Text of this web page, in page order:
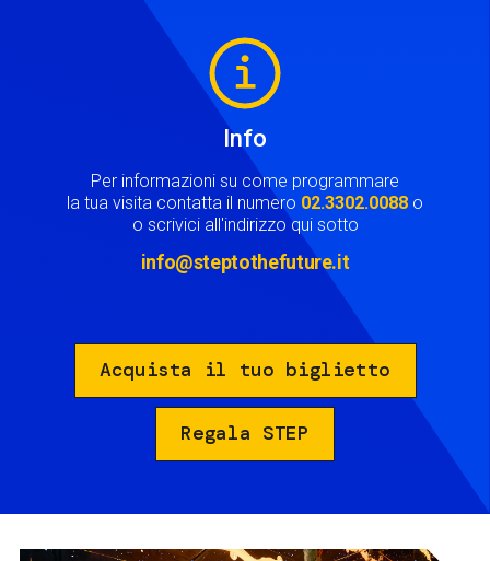
Info
Per informazioni su come programmare
la tua visita contatta il numero 02.3302.0088 o
o scrivici all'indirizzo qui sotto
info@steptothefuture.it
Acquista il tuo biglietto
Regala STEP